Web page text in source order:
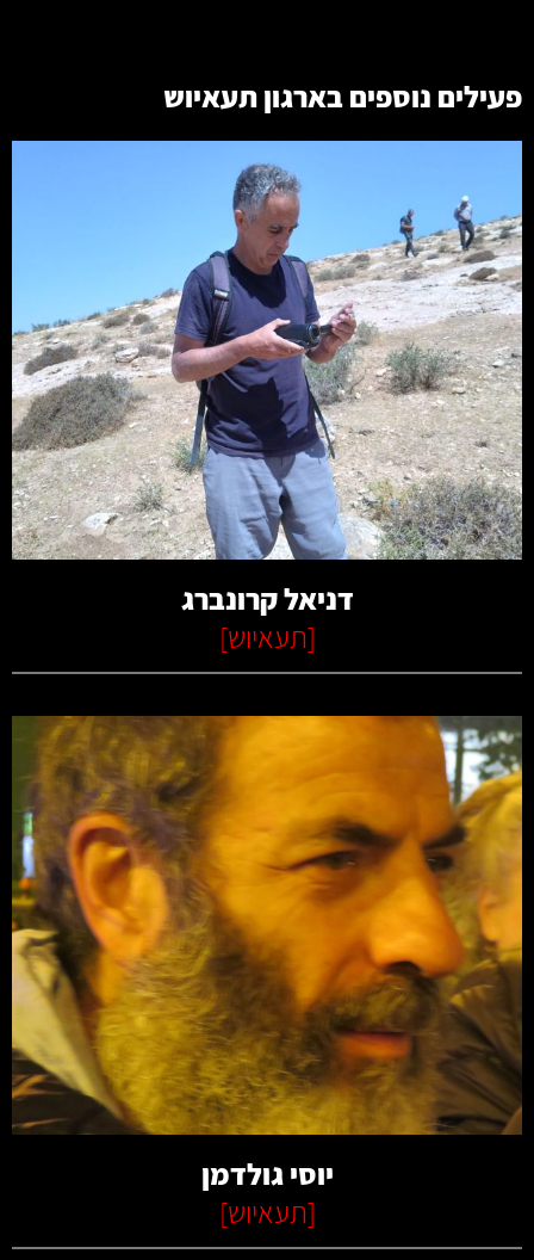
פעילים נוספים בארגוןתעאיוש
קרא עוד
דניאל קרונברג
[תעאיוש]
קרא עוד
יוסי גולדמן
[תעאיוש]